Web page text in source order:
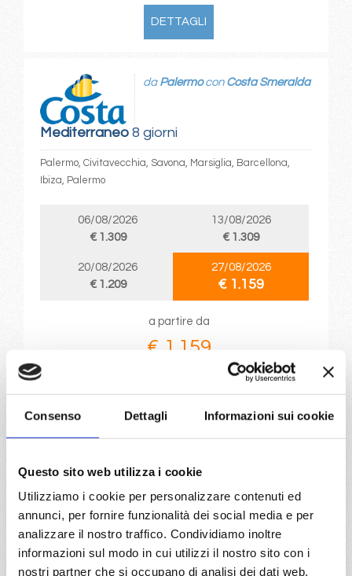
Consenso Dettagli Informazioni sui cookie
Questo sito web utilizza i cookie
Utilizziamo i cookie per personalizzare contenuti ed
annunci, per fornire funzionalità dei social media e per
analizzare il nostro traffico. Condividiamo inoltre
informazioni sul modo in cui utilizzi il nostro sito con i
nostri partner che si occupano di analisi dei dati web,
DETTAGLI
Mediterraneo8 giorni
da Palermocon Costa Smeralda
Palermo, Civitavecchia, Savona, Marsiglia, Barcellona,
Ibiza, Palermo
06/08/2026
€ 1.309
13/08/2026
€ 1.309
20/08/2026
€ 1.209
27/08/2026
€ 1.159
a partire da
€ 1.159
Mediterraneo 8 giorni
daAtene (Pireo)conCosta
Atene (Pireo), La Valletta, Catania, Taranto, Argostoli,
Mykonos, Atene (Pireo)